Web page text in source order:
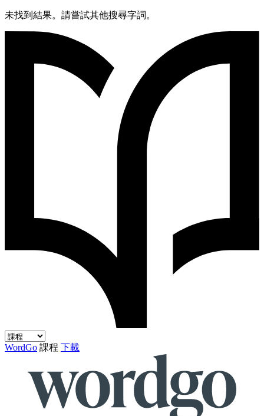
未找到結果。請嘗試其他搜尋字詞。
WordGo 課程 下載